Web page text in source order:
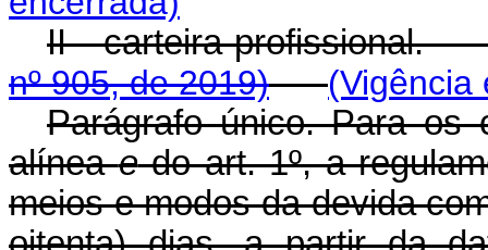
II - carteira
nº 905, de 2019)
(Vigência
Parágrafo único. Para os
alíneaedo art. 1º, a
meios e modos da devida